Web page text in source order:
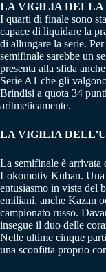
LA VIGILIA DELLA
I quarti di finale sono
capace di liquidare la
di allungare la serie.
semifinale sarebbe un
presenta alla sfida
Serie A1 che gli
Brindisi a quota 34
aritmeticamente.
LA VIGILIA
La semifinale è arrivata
Lokomotiv Kuban. Una
entusiasmo in vista del
emiliani, anche Kazan
campionato russo.
insegue il duo delle
Nelle ultime cinque
una sconfitta proprio